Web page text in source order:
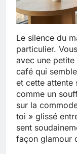
Le silence du
particulier.
avec une petite
café qui
et cette
comme un
sur la
toi » glissé
sent
façon glamour